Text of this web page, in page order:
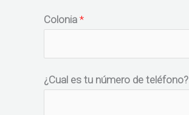
Colonia *
¿Cual es tu número de teléfono?